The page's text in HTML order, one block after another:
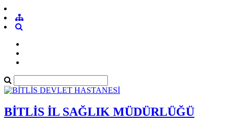
BİTLİS İL SAĞLIK MÜDÜRLÜĞÜ